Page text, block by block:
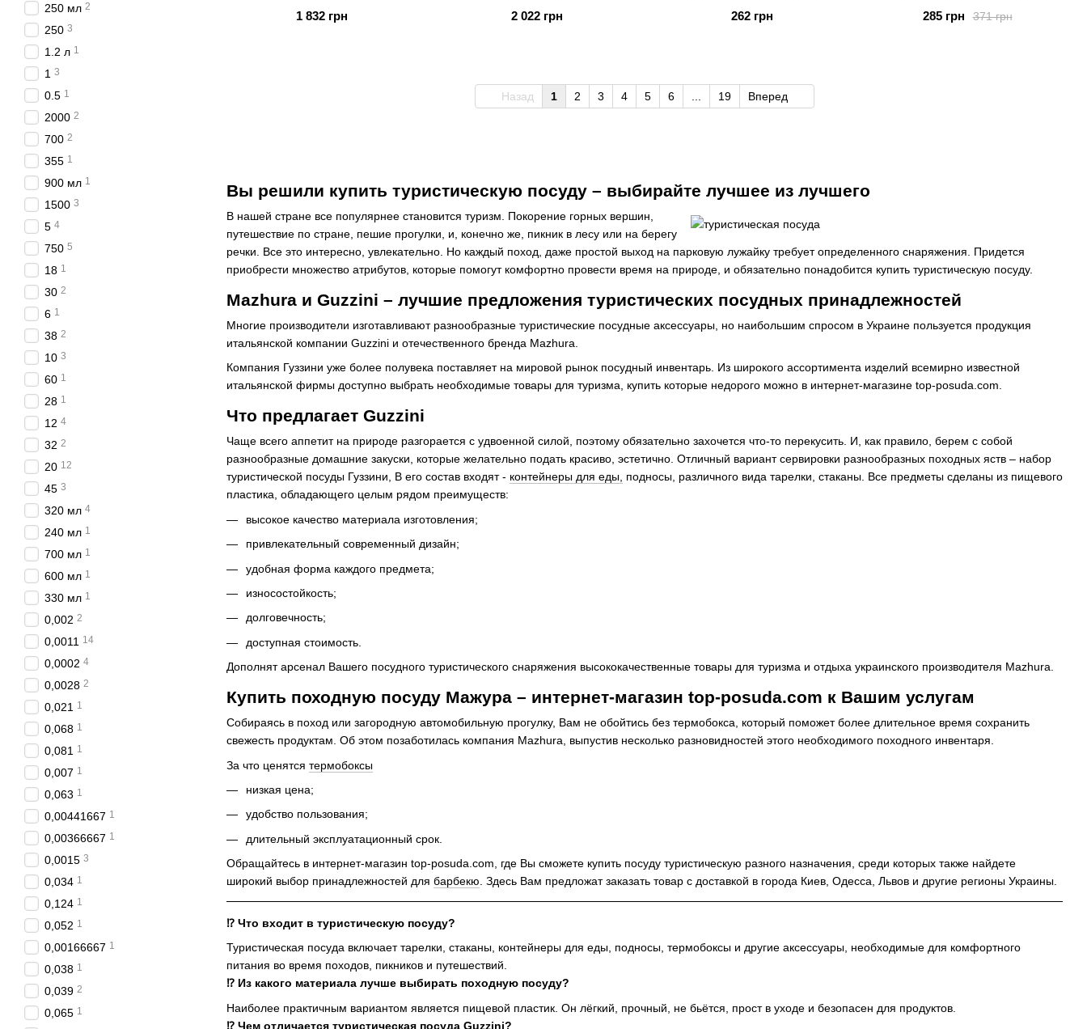
Вы решили купить туристическую посуду – выбирайте лучшее из лучшего
В нашей стране все популярнее становится туризм. Покорение горных вершин,
путешествие по стране, пешие прогулки, и, конечно же, пикник в лесу или на берегу
речки. Все это интересно, увлекательно. Но каждый поход, даже простой выход на парковую лужайку требует определенного снаряжения. Придется
приобрести множество атрибутов, которые помогут комфортно провести время на природе, и обязательно понадобится купить туристическую посуду.
Mazhura и Guzzini – лучшие предложения туристических посудных принадлежностей
Многие производители изготавливают разнообразные туристические посудные аксессуары, но наибольшим спросом в Украине пользуется продукция
итальянской компании Guzzini и отечественного бренда Mazhura.
Компания Гуззини уже более полувека поставляет на мировой рынок посудный инвентарь. Из широкого ассортимента изделий всемирно известной
итальянской фирмы доступно выбрать необходимые товары для туризма, купить которые недорого можно в интернет-магазине top-posuda.com.
Что предлагает Guzzini
Чаще всего аппетит на природе разгорается с удвоенной силой, поэтому обязательно захочется что-то перекусить. И, как правило, берем с собой
разнообразные домашние закуски, которые желательно подать красиво, эстетично. Отличный вариант сервировки разнообразных походных яств – набор
туристической посуды Гуззини, В его состав входят - контейнеры для еды, подносы, различного вида тарелки, стаканы. Все предметы сделаны из пищевого
пластика, обладающего целым рядом преимуществ:
высокое качество материала изготовления;
привлекательный современный дизайн;
удобная форма каждого предмета;
износостойкость;
долговечность;
доступная стоимость.
Дополнят арсенал Вашего посудного туристического снаряжения высококачественные товары для туризма и отдыха украинского производителя Mazhura.
Купить походную посуду Мажура – интернет-магазин top-posuda.com к Вашим услугам
Собираясь в поход или загородную автомобильную прогулку, Вам не обойтись без термобокса, который поможет более длительное время сохранить
свежесть продуктам. Об этом позаботилась компания Mazhura, выпустив несколько разновидностей этого необходимого походного инвентаря.
За что ценятся термобоксы
низкая цена;
удобство пользования;
длительный эксплуатационный срок.
Обращайтесь в интернет-магазин top-posuda.com, где Вы сможете купить посуду туристическую разного назначения, среди которых также найдете
широкий выбор принадлежностей для барбекю . Здесь Вам предложат заказать товар с доставкой в города Киев, Одесса, Львов и другие регионы Украины.
⁉️ Что входит в туристическую посуду?
Туристическая посуда включает тарелки, стаканы, контейнеры для еды, подносы, термобоксы и другие аксессуары, необходимые для комфортного
питания во время походов, пикников и путешествий.
⁉️ Из какого материала лучше выбирать походную посуду?
Наиболее практичным вариантом является пищевой пластик. Он лёгкий, прочный, не бьётся, прост в уходе и безопасен для продуктов.
⁉️ Чем отличается туристическая посуда Guzzini?
1 832 грн
2 022 грн
262 грн
371 грн
285 грн
Назад 1 2 3 4 5 6 19 Вперед
250 мл 2
250 3
1.2 л 1
1 3
0.5 1
2000 2
700 2
355 1
900 мл 1
1500 3
5 4
750 5
18 1
30 2
6 1
38 2
10 3
60 1
28 1
12 4
32 2
20 12
45 3
320 мл 4
240 мл 1
700 мл 1
600 мл 1
330 мл 1
0,002 2
0,0011 14
0,0002 4
0,0028 2
0,021 1
0,068 1
0,081 1
0,007 1
0,063 1
0,00441667 1
0,00366667 1
0,0015 3
0,034 1
0,124 1
0,052 1
0,00166667 1
0,038 1
0,039 2
0,065 1